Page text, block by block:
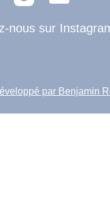
nous sur
par Benjamin